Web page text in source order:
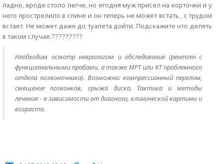
ладно, вроде столо легче, но егодня муж присел на корточки и у
него прострелило в спине и он теперь не может встать , с трудом
встает. Не может даже до туалета дойти. Подскажите что делять
в таком случае.?????????
Необходим осмотр неврологом и обследование (рентген с
функциональными пробами, а также МРТ или КТ проблемного
отдела позвоночника). Возможно: компрессионный перелом,
смещение позвонков, грыжа диска. Тактика и методы
лечения - в зависимости от диагноза, клинической картины и
возраста.